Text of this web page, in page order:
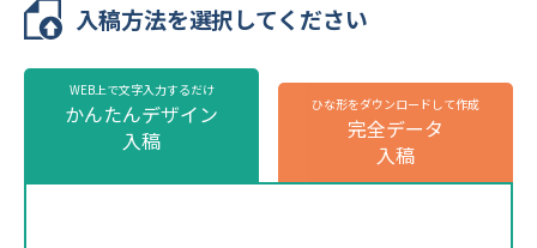
三菱鉛筆 ジェットストリーム エッジ
0.28mmの名入れ仕様
名入れ方法
入稿方法を選択してください
WEB上で文字入力するだけ
かんたんデザイン
入稿
ひな形をダウンロードして作成
完全データ
入稿
株式会社ミコミル